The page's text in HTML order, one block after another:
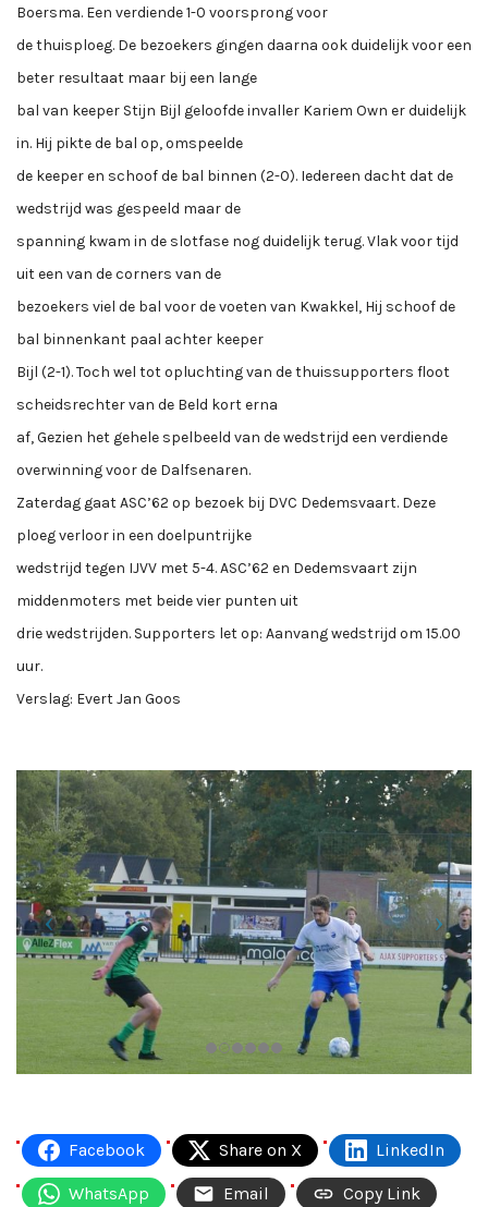
Boersma. Een verdiende 1-0 voorsprong voor
de thuisploeg. De bezoekers gingen daarna ook duidelijk voor een
beter resultaat maar bij een lange
bal van keeper Stijn Bijl geloofde invaller Kariem Own er duidelijk
in. Hij pikte de bal op, omspeelde
de keeper en schoof de bal binnen (2-0). Iedereen dacht dat de
wedstrijd was gespeeld maar de
spanning kwam in de slotfase nog duidelijk terug. Vlak voor tijd
uit een van de corners van de
bezoekers viel de bal voor de voeten van Kwakkel, Hij schoof de
bal binnenkant paal achter keeper
Bijl (2-1). Toch wel tot opluchting van de thuissupporters floot
scheidsrechter van de Beld kort erna
af, Gezien het gehele spelbeeld van de wedstrijd een verdiende
overwinning voor de Dalfsenaren.
Zaterdag gaat ASC’62 op bezoek bij DVC Dedemsvaart. Deze
ploeg verloor in een doelpuntrijke
wedstrijd tegen IJVV met 5-4. ASC’62 en Dedemsvaart zijn
middenmoters met beide vier punten uit
drie wedstrijden. Supporters let op: Aanvang wedstrijd om 15.00
uur.
Verslag: Evert Jan Goos
Facebook Share on X LinkedIn
WhatsApp Email Copy Link